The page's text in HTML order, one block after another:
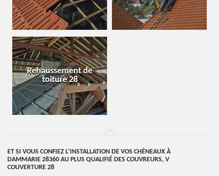
Rehaussement de
toiture 28
ET SI VOUS CONFIEZ L’INSTALLATION DE VOS CHÊNEAUX À
DAMMARIE 28360 AU PLUS QUALIFIÉ DES COUVREURS, V
COUVERTURE 28